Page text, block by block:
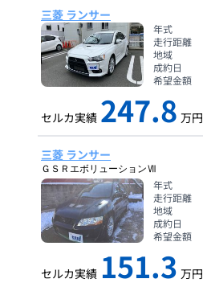
三菱 ランサー
年式
走行距離
地域
成約日
希望金額
セルカ実績 247.8 万円
三菱 ランサー
ＧＳＲエボリューションⅦ
年式
走行距離
地域
成約日
希望金額
セルカ実績 151.3 万円